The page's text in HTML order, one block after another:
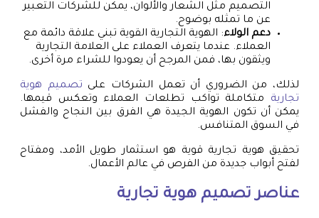
التصميم مثل الشعار والألوان، يمكن للشركات التعبير
عن ما تمثله بوضوح.
دعم الولاء: الهوية التجارية القوية تبني علاقة دائمة مع
العملاء. عندما يتعرف العملاء على العلامة التجارية
ويثقون بها، فمن المرجح أن يعودوا للشراء مرة أخرى.
لذلك، من الضروري أن تعمل الشركات على تصميم هوية
تجارية متكاملة تواكب تطلعات العملاء وتعكس قيمها.
يمكن أن تكون الهوية الجيدة هي الفرق بين النجاح والفشل
في السوق المتنافس.
تحقيق هوية تجارية قوية هو استثمار طويل الأمد، ومفتاح
لفتح أبواب جديدة من الفرص في عالم الأعمال.
عناصر تصميم هوية تجارية